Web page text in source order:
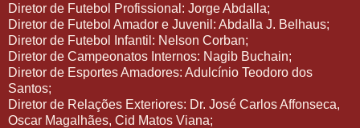
Diretor de Futebol Profissional: Jorge Abdalla;
Diretor de Futebol Amador e Juvenil: Abdalla J. Belhaus;
Diretor de Futebol Infantil: Nelson Corban;
Diretor de Campeonatos Internos: Nagib Buchain;
Diretor de Esportes Amadores: Adulcínio Teodoro dos
Santos;
Diretor de Relações Exteriores: Dr. José Carlos Affonseca,
Oscar Magalhães, Cid Matos Viana;